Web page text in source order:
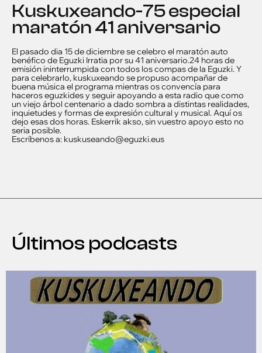
kuskuxeando-75 especial
maratón 41 aniversario
El pasado dia 15 de diciembre se celebro el maratón auto
benéfico de Eguzki Irratia por su 41 aniversario.24 horas de
emisión ininterrumpida con todos los compas de la Eguzki. Y
para celebrarlo, kuskuxeando se propuso acompañar de
buena música el programa mientras os convencía para
haceros eguzkides y seguir apoyando a esta radio que como
un viejo árbol centenario a dado sombra a distintas realidades,
inquietudes y formas de expresión cultural y musical. Aquí os
dejo esas dos horas. Eskerrik akso, sin vuestro apoyo esto no
seria posible.
Escríbenos a: kuskuseando@eguzki.eus
Últimos podcasts